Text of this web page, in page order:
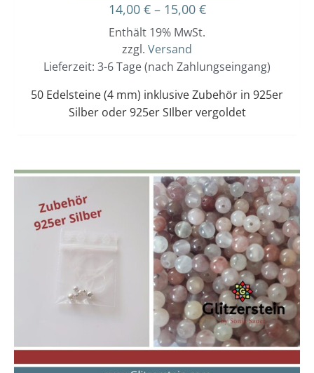
14,00 € – 15,00 €
Enthält 19% MwSt.
zzgl. Versand
Lieferzeit: 3-6 Tage (nach Zahlungseingang)
50 Edelsteine (4 mm) inklusive Zubehör in 925er
Silber oder 925er SIlber vergoldet
Dieses
Produkt
weist
mehrere
Varianten
auf.
Die
Optionen
können
auf
der
Preisspanne:
14,00 €
bis
15,00 €